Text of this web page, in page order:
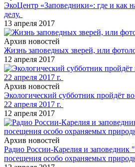
ЭкоЦентр «Заповедники»: где и как
делу.
13 апреля 2017
Архив новостей
Жизнь заповедных зверей, или
12 апреля 2017
Архив новостей
Экологический субботник пройдёт
22 апреля 2017 г.
12 апреля 2017
Архив новостей
Радио России-Карелия и заповедник
посещения особо охраняемых